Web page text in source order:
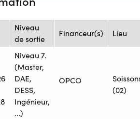
Niveau
de sortie
Financeur(s) Lieu
Niveau 7.
(Master,
DAE,
DESS,
Ingénieur,
...)
OPCO
(02)